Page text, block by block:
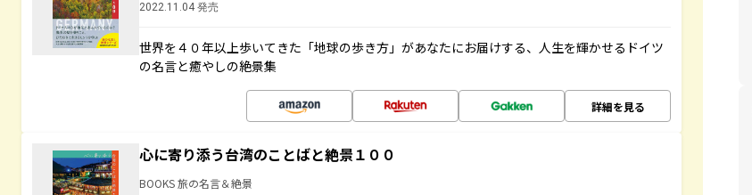
2022.11.04 発売
世界を４０年以上歩いてきた「地球の歩き方」があなたにお届けする、人生を輝かせるドイツ
の名言と癒やしの絶景集
詳細を見る
心に寄り添う台湾のことばと絶景１００
BOOKS 旅の名言＆絶景